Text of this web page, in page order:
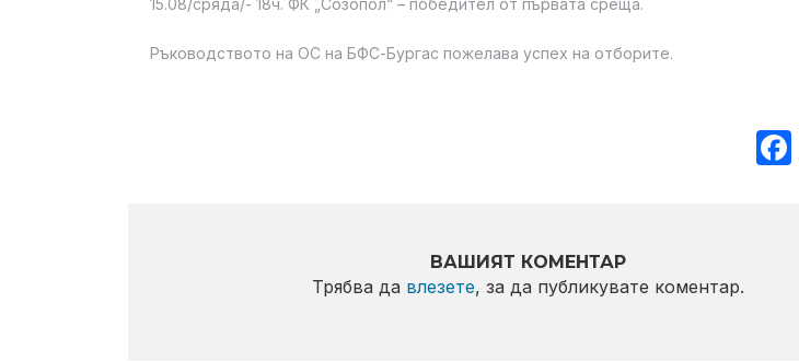
Ръководството на ОС на БФС-Бургас пожелава успех на отборите.
ВАШИЯТ КОМЕНТАР
Трябва да влезете, за да публикувате коментар.